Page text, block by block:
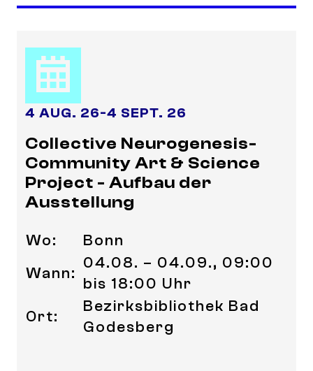
4 AUG. 26-4 SEPT. 26
Collective Neurogenesis-
Community Art & Science
Project - Aufbau der
Ausstellung
Wo:
Bonn
Wann:
04.08. – 04.09., 09:00
bis 18:00 Uhr
Ort:
Bezirksbibliothek Bad
Godesberg